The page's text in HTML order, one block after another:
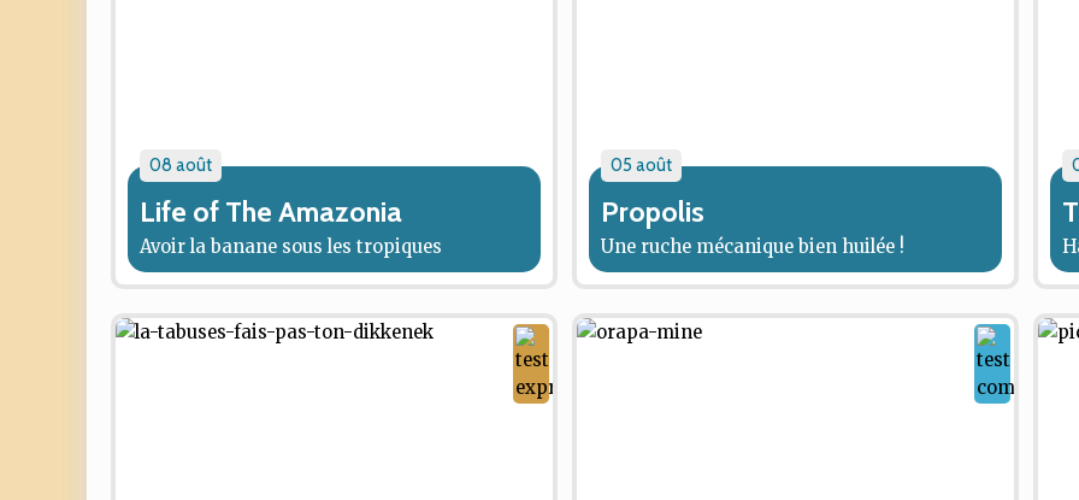
08 août
Life of The Amazonia
Avoir la banane sous les tropiques
05 août
Propolis
Une ruche mécanique bien huilée !